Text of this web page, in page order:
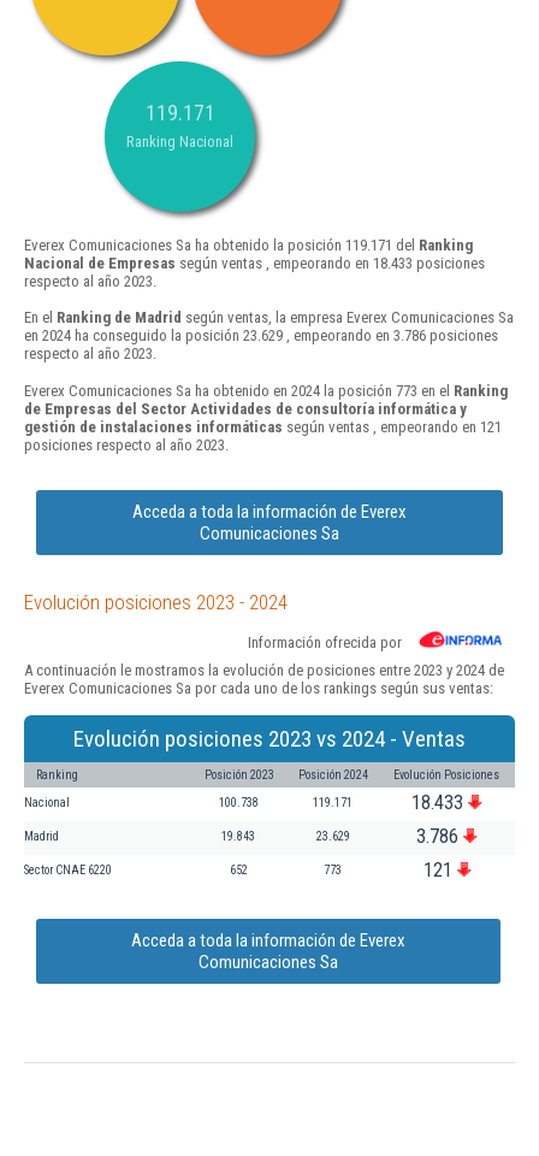
119.171
Ranking Nacional
Everex Comunicaciones Sa ha obtenido la posición 119.171 del Ranking
Nacional de Empresas según ventas , empeorando en 18.433 posiciones
respecto al año 2023.
En el Ranking de Madrid según ventas, la empresa Everex Comunicaciones Sa
en 2024 ha conseguido la posición 23.629 , empeorando en 3.786 posiciones
respecto al año 2023.
Everex Comunicaciones Sa ha obtenido en 2024 la posición 773 en el Ranking
de Empresas del Sector Actividades de consultoría informática y
gestión de instalaciones informáticas según ventas , empeorando en 121
posiciones respecto al año 2023.
Acceda a toda la información de Everex
Comunicaciones Sa
Evolución posiciones 2023 - 2024
Información ofrecida por
A continuación le mostramos la evolución de posiciones entre 2023 y 2024 de
Everex Comunicaciones Sa por cada uno de los rankings según sus ventas:
Evolución posiciones 2023 vs 2024 - Ventas
Ranking Posición 2023 Posición 2024 Evolución Posiciones
Nacional 100.738 119.171 18.433
Madrid 19.843 23.629 3.786
Sector CNAE 6220 652 773 121
Acceda a toda la información de Everex
Comunicaciones Sa